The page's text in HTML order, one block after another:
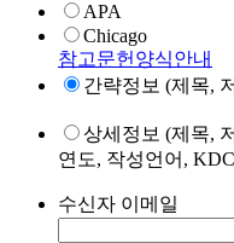
APA
Chicago
참고문헌양식안내
간략정보 (제목,
상세정보 (제목,
연도, 작성언어,
수신자 이메일